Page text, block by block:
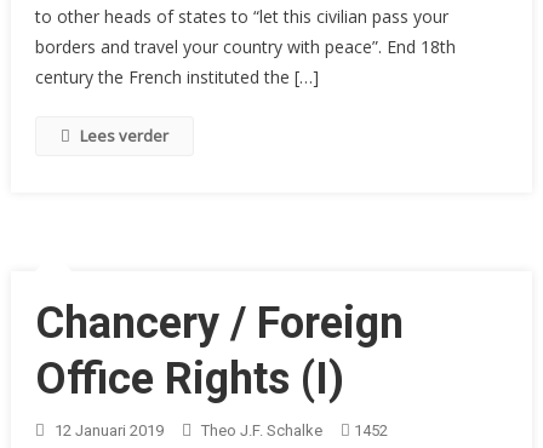
Rights
(II)
to other heads of states to “let this civilian pass your
borders and travel your country with peace”. End 18th
century the French instituted the […]
Lees verder
Chancery / Foreign
Office Rights (I)
12 Januari 2019 Theo J.F. Schalke 1452